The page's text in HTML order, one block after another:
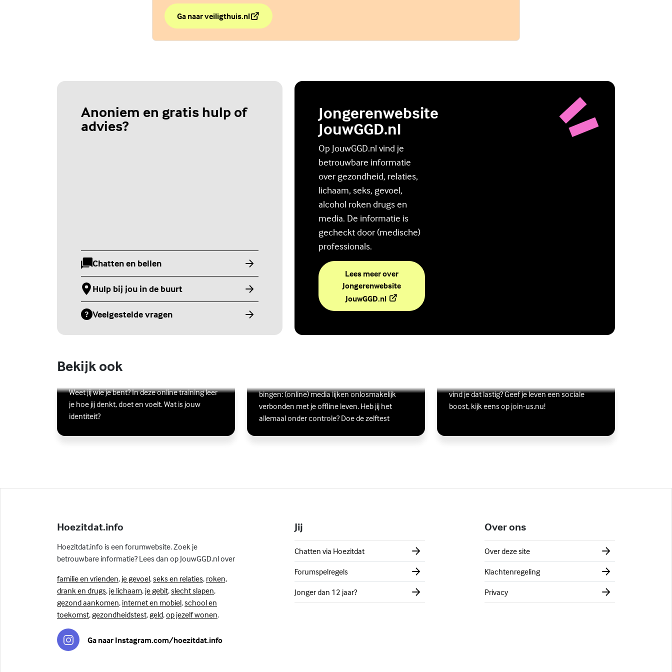
Ga naar veiligthuis.nl
over Chat Veilig Thuis
(Externe link)
Anoniem en gratis hulp of
advies?
Chatten en bellen
(Externe link)
Hulp bij jou in de buurt
(Externe link)
Veelgestelde vragen
(Externe link)
Jongerenwebsite
JouwGGD.nl
Op JouwGGD.nl vind je
betrouwbare informatie
over gezondheid, relaties,
lichaam, seks, gevoel,
alcohol roken drugs en
media. De informatie is
gecheckt door (medische)
professionals.
Lees meer over
Jongerenwebsite
JouwGGD.nl(Externe link)
Bekijk ook
Online zelfhulptraining - Wie ben
Weet jij wie je bent? In deze online training leer
je hoe jij denkt, doet en voelt. Wat is jouw
identiteit?
Lees meer over Online zelfhulptraining - Wie ben ik?
(Externe link)
bingen: (online) media lijken onlosmakelijk
verbonden met je offline leven. Heb jij het
allemaal onder controle? Doe de zelftest
Lees meer over Ben jij digitaal in balans?
(Externe link)
vind je dat lastig? Geef je leven een sociale
boost, kijk eens op join-us.nu!
Lees meer over Vriendschap
(Externe link)
Hoezitdat.info
Hoezitdat.info is een forumwebsite. Zoek je
betrouwbare informatie? Lees dan op JouwGGD.nl over
familie en vrienden, je gevoel,seks en relaties, roken,
drank en drugs, je lichaam, je gebit,slecht slapen,
gezond aankomen, internet en mobiel,school en
toekomst,gezondheidstest,geld,op jezelf wonen.
Ga naar Instagram.com/hoezitdat.info
Jij
Chatten via Hoezitdat
Forumspelregels
Jonger dan 12 jaar?
Over ons
Over deze site
Klachtenregeling
Privacy